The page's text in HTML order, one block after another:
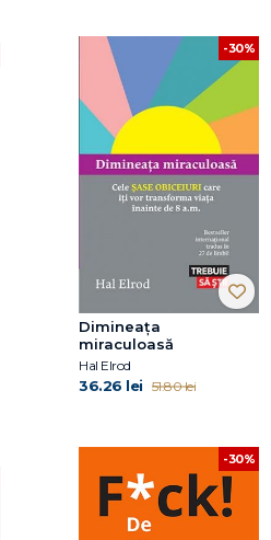
-30%
Dimineața
miraculoasă
Hal Elrod
36.26 lei 51.80 lei
-30%